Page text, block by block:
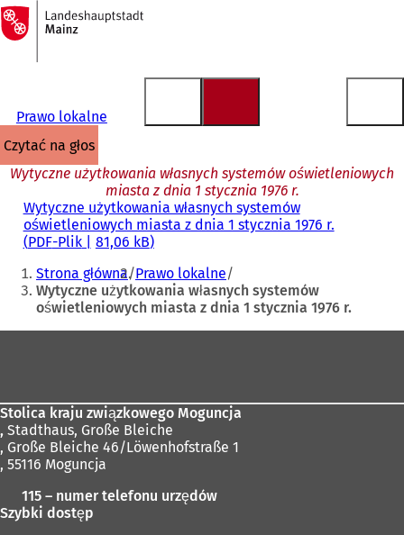
Przejdź do treści
Do
strony
głównej
Prawo lokalne
czytać na głos
Wytyczne użytkowania własnych systemów oświetleniowych
miasta z dnia 1 stycznia 1976 r.
Wytyczne użytkowania własnych systemów
oświetleniowych miasta z dnia 1 stycznia 1976 r.
PDF-Plik 81,06 kB
Jesteś
tutaj:
Strona główna Prawo lokalne
Wytyczne użytkowania własnych systemów
oświetleniowych miasta z dnia 1 stycznia 1976 r.
Stolica kraju związkowego Moguncja
, Stadthaus, Große Bleiche
, Große Bleiche 46/Löwenhofstraße 1
, 55116 Moguncja
115 – numer telefonu urzędów
Szybki dostęp